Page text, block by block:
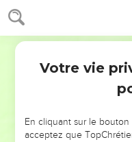
2 Pierre 2
18 Oui, avec leurs
attirent ceux qui
des gens dans l’erreur.
honteux du corps,
et ils leur promettent
esclaves des plaisirs qui
Ceux qui connaissent
Votre vie
En cliquant sur le
acceptez que